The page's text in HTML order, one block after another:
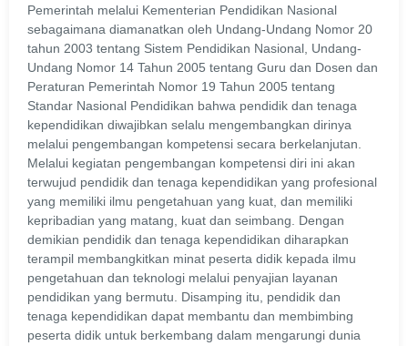
Pemerintah melalui Kementerian Pendidikan Nasional
sebagaimana diamanatkan oleh Undang-Undang Nomor 20
tahun 2003 tentang Sistem Pendidikan Nasional, Undang-
Undang Nomor 14 Tahun 2005 tentang Guru dan Dosen dan
Peraturan Pemerintah Nomor 19 Tahun 2005 tentang
Standar Nasional Pendidikan bahwa pendidik dan tenaga
kependidikan diwajibkan selalu mengembangkan dirinya
melalui pengembangan kompetensi secara berkelanjutan.
Melalui kegiatan pengembangan kompetensi diri ini akan
terwujud pendidik dan tenaga kependidikan yang profesional
yang memiliki ilmu pengetahuan yang kuat, dan memiliki
kepribadian yang matang, kuat dan seimbang. Dengan
demikian pendidik dan tenaga kependidikan diharapkan
terampil membangkitkan minat peserta didik kepada ilmu
pengetahuan dan teknologi melalui penyajian layanan
pendidikan yang bermutu. Disamping itu, pendidik dan
tenaga kependidikan dapat membantu dan membimbing
peserta didik untuk berkembang dalam mengarungi dunia